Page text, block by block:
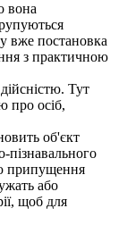
вона
вже постановка
з практичною
Тут
про осіб,
об'єкт
пізнавального
припущення
або
щоб для